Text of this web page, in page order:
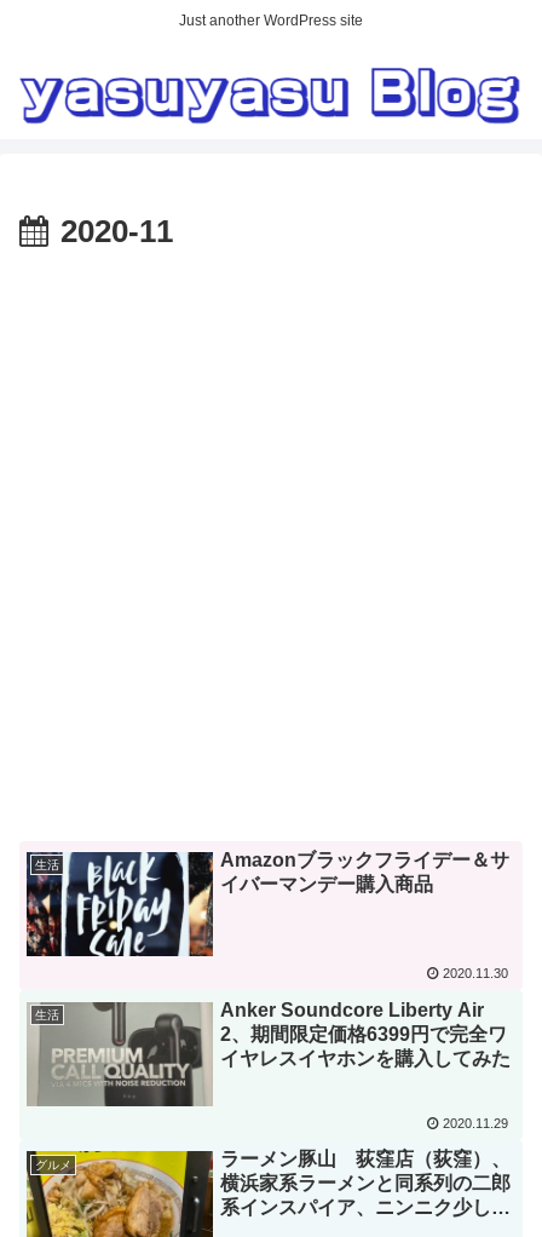
Just another WordPress site
2020-11
生活
Amazonブラックフライデー＆サ
イバーマンデー購入商品
2020.11.30
生活
Anker Soundcore Liberty Air
2、期間限定価格6399円で完全ワ
イヤレスイヤホンを購入してみた
2020.11.29
グルメ
ラーメン豚山 荻窪店（荻窪）、
横浜家系ラーメンと同系列の二郎
系インスパイア、ニンニク少し、